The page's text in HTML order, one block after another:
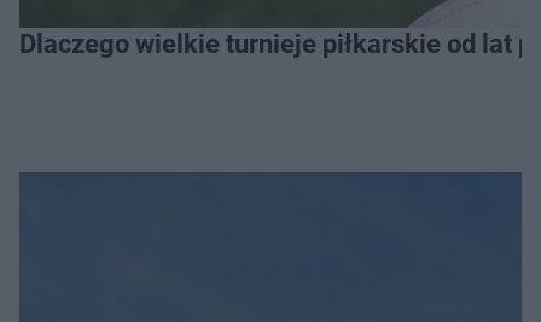
Dlaczego wielkie turnieje piłkarskie od lat